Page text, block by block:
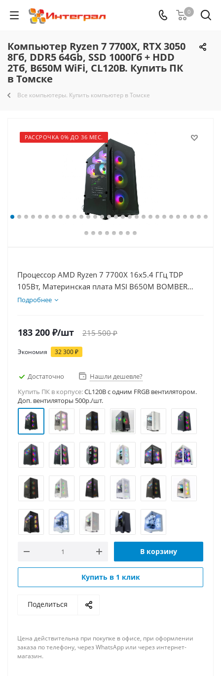
0
Компьютер Ryzen 7 7700X, RTX 3050
8Гб, DDR5 64Gb, SSD 1000Гб + HDD
2Тб, B650M WiFi, CL120B. Купить ПК
в Томске
Все компьютеры. Купить компьютер в Томске
РАССРОЧКА 0% ДО 36 МЕС.
Процессор AMD Ryzen 7 7700X 16x5.4 ГГц TDP
105Вт, Материнская плата MSI B650M BOMBER
WIFI, Видеокарта RTX 3050 8Гб, Память
Подробнее
183 200 ₽/шт 215 500₽
Экономия 32 300₽
Достаточно
Нашли дешевле?
Купить ПК в корпусе:CL120B c одним FRGB вентилятором.
Доп. вентиляторы 500р./шт.
В корзину
Купить в 1 клик
Поделиться
Цена действительна при покупке в офисе, при оформлении
заказа по телефону, через WhatsApp или через интернет-
магазин.